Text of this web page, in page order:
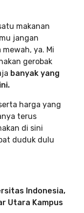
makanan
jangan
ya. Mi
gerobak
banyak yang
harga yang
terus
di sini
duduk dulu
Indonesia,
Utara Kampus